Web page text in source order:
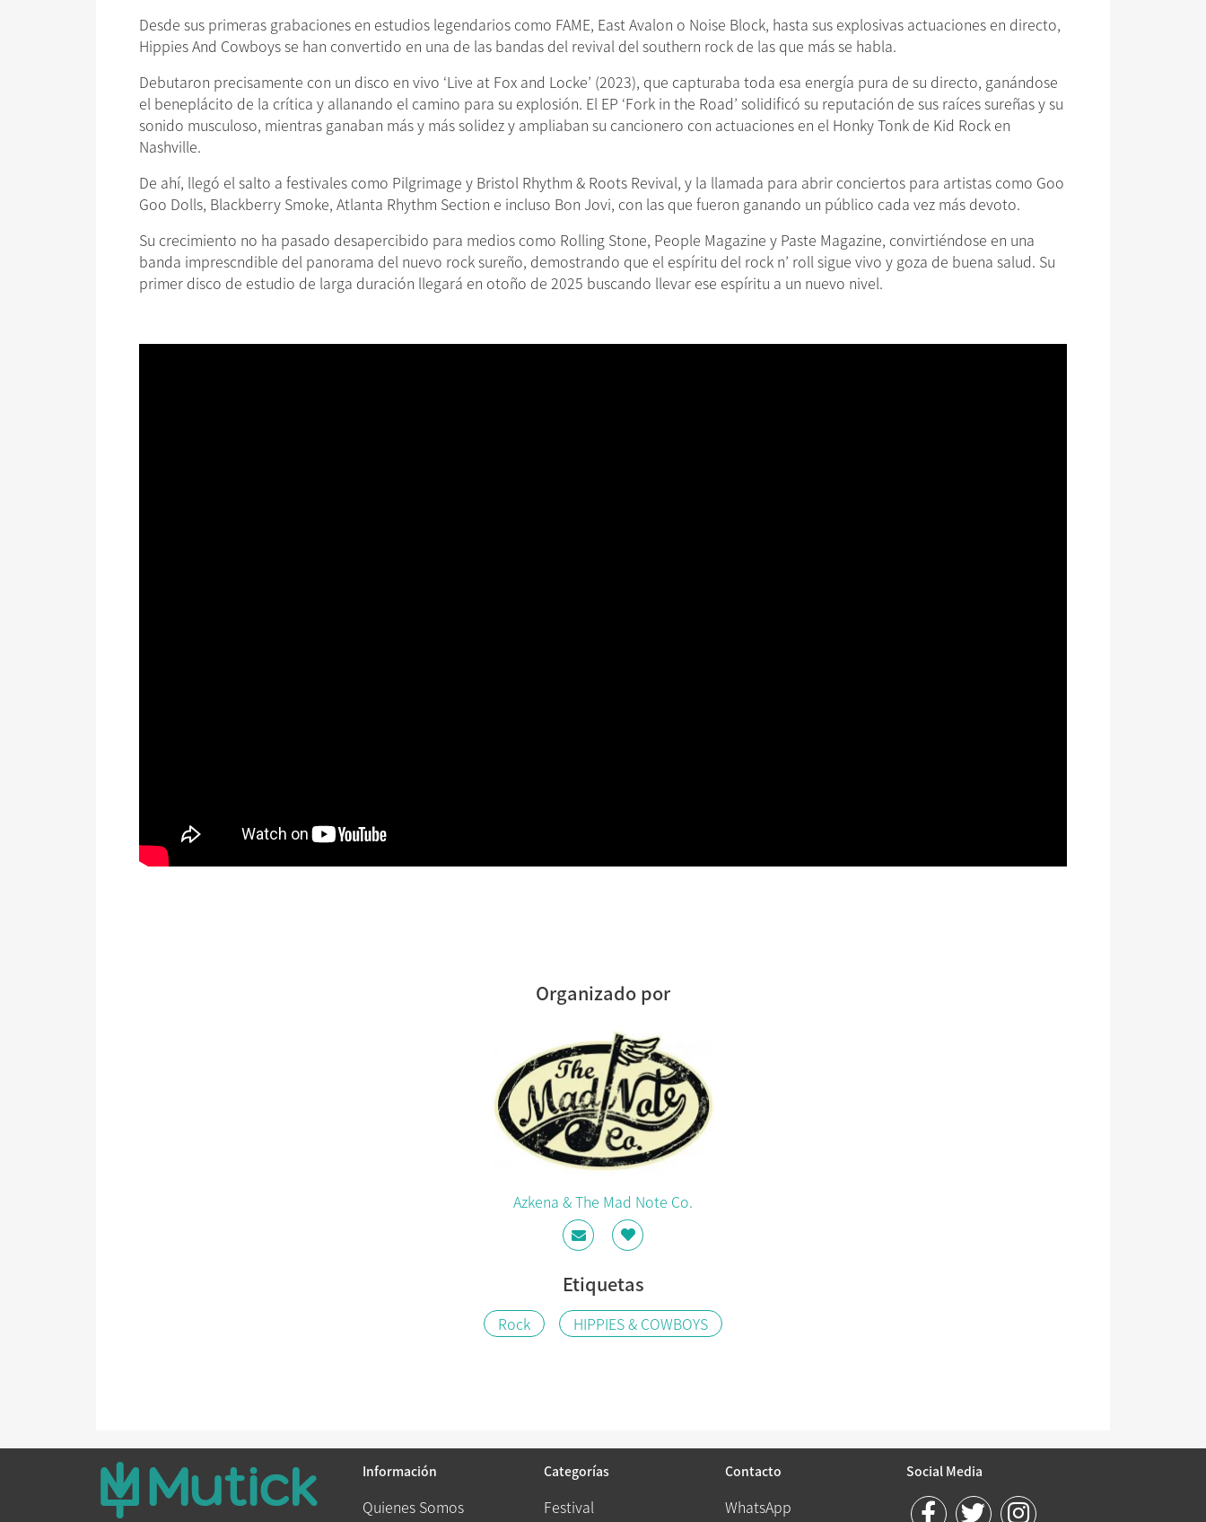
Desde sus primeras grabaciones en estudios legendarios como FAME, East Avalon o Noise Block, hasta sus explosivas actuaciones en directo,
Hippies And Cowboys se han convertido en una de las bandas del revival del southern rock de las que más se habla.
Debutaron precisamente con un disco en vivo ‘Live at Fox and Locke’ (2023), que capturaba toda esa energía pura de su directo, ganándose
el beneplácito de la crítica y allanando el camino para su explosión. El EP ‘Fork in the Road’ solidificó su reputación de sus raíces sureñas y su
sonido musculoso, mientras ganaban más y más solidez y ampliaban su cancionero con actuaciones en el Honky Tonk de Kid Rock en
Nashville.
De ahí, llegó el salto a festivales como Pilgrimage y Bristol Rhythm & Roots Revival, y la llamada para abrir conciertos para artistas como Goo
Goo Dolls, Blackberry Smoke, Atlanta Rhythm Section e incluso Bon Jovi, con las que fueron ganando un público cada vez más devoto.
Su crecimiento no ha pasado desapercibido para medios como Rolling Stone, People Magazine y Paste Magazine, convirtiéndose en una
banda imprescndible del panorama del nuevo rock sureño, demostrando que el espíritu del rock n’ roll sigue vivo y goza de buena salud. Su
primer disco de estudio de larga duración llegará en otoño de 2025 buscando llevar ese espíritu a un nuevo nivel.
Organizado por
Azkena & The Mad Note Co.
Etiquetas
Rock HIPPIES & COWBOYS
Información
Quienes Somos
Categorías
Festival
Contacto
WhatsApp
Social Media